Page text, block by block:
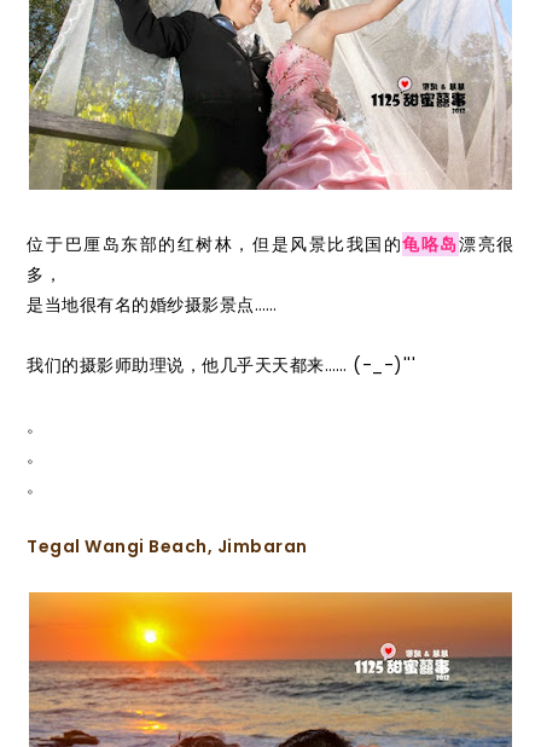
位于巴厘岛东部的红树林，但是风景比我国的龟咯岛漂亮很
多，
是当地很有名的婚纱摄影景点……
我们的摄影师助理说，他几乎天天都来…… (-_-)'''
。
。
。
Tegal Wangi Beach, Jimbaran